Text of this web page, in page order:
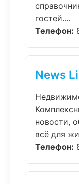
гостей....
Телефон:
News
новости,
всё для
Телефон: